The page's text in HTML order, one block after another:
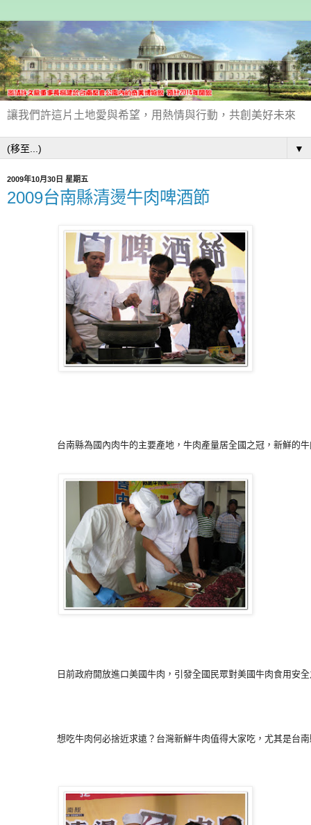
讓我們許這片土地愛與希望，用熱情與行動，共創美好未來
▼
2009年10月30日 星期五
2009台南縣清燙牛肉啤酒節
日前政府開放進口美國牛肉，引發全國民眾對美國牛肉食用安
想吃牛肉何必捨近求遠？台灣新鮮牛肉值得大家吃，尤其是台